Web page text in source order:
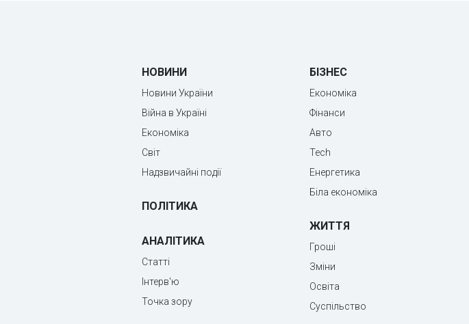
НОВИНИ
Новини України
Війна в Україні
Економіка
Світ
Надзвичайні події
ПОЛІТИКА
АНАЛІТИКА
Статті
Інтерв'ю
Точка зору
БІЗНЕС
Економіка
Фінанси
Авто
Tech
Енергетика
Біла економіка
ЖИТТЯ
Гроші
Зміни
Освіта
Суспільство